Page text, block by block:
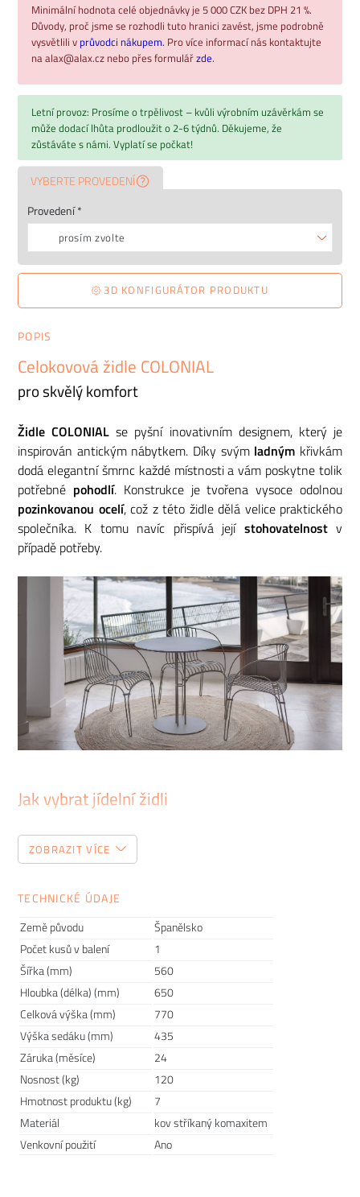
Minimální hodnota celé objednávky je 5 000 CZK bez DPH 21 %.
Důvody, proč jsme se rozhodli tuto hranici zavést, jsme podrobně
vysvětlili v průvodci nákupem. Pro více informací nás kontaktujte
na alax@alax.cz nebo přes formulářzde.
Letní provoz: Prosíme o trpělivost – kvůli výrobním uzávěrkám se
může dodací lhůta prodloužit o 2-6 týdnů. Děkujeme, že
zůstáváte s námi. Vyplatí se počkat!
VYBERTE PROVEDENÍ
Provedení *
prosím zvolte
3D KONFIGURÁTOR PRODUKTU
POPIS
Celokovová židle COLONIAL
pro skvělý komfort
Židle COLONIAL se pyšní inovativním designem, který je
inspirován antickým nábytkem. Díky svým ladným křivkám
dodá elegantní šmrnc každé místnosti a vám poskytne tolik
potřebné pohodlí. Konstrukce je tvořena vysoce odolnou
pozinkovanou ocelí, což z této židle dělá velice praktického
společníka. K tomu navíc přispívá její stohovatelnostv
případě potřeby.
Jak vybrat jídelní židli
Tento zdánlivě jednoduchý kousek nábytku patří mezi
položky, do kterých je dobré investovat. Pokud totiž začnete
hned po ránu. Proto vám dnes poradíme, jak vybrat jídelní
židli, kterou budete milovat.
ZOBRAZIT VÍCE
TECHNICKÉ ÚDAJE
Země původu
Španělsko
Počet kusů v balení
1
Šířka (mm)
560
Hloubka (délka) (mm)
650
Celková výška (mm)
770
Výška sedáku (mm)
435
Záruka (měsíce)
24
Nosnost (kg)
120
Hmotnost produktu (kg)
7
Materiál
kov stříkaný komaxitem
Venkovní použití
Ano